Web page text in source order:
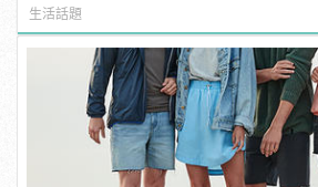
流高速充電系統
生活話題